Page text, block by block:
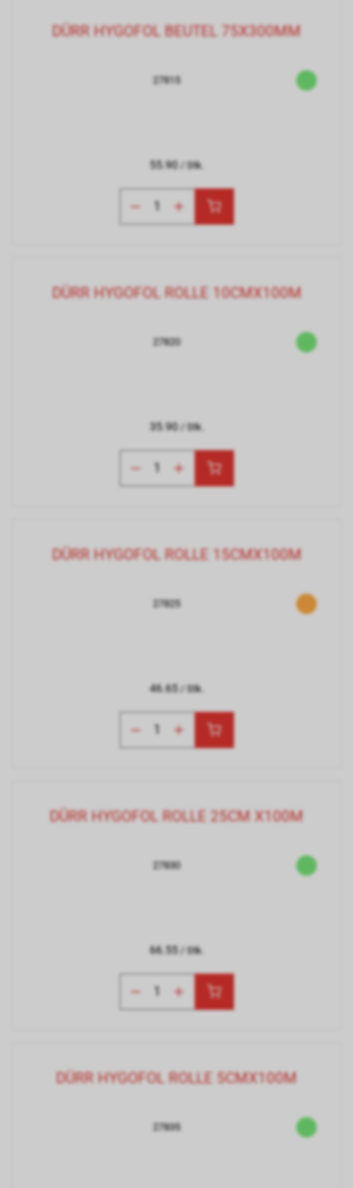
DÜRR HYGOFOL BEUTEL 75X300MM
27815
55.90/ Stk.
DÜRR HYGOFOL ROLLE 10CMX100M
27820
35.90/ Stk.
DÜRR HYGOFOL ROLLE 15CMX100M
27825
46.65/ Stk.
DÜRR HYGOFOL ROLLE 25CM X100M
27830
66.55/ Stk.
DÜRR HYGOFOL ROLLE 5CMX100M
27835